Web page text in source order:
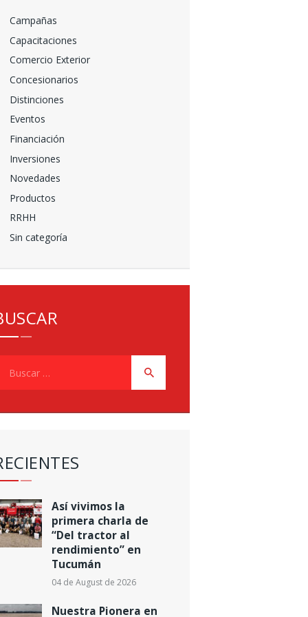
Campañas
Capacitaciones
Comercio Exterior
Concesionarios
Distinciones
Eventos
Financiación
Inversiones
Novedades
Productos
RRHH
Sin categoría
Así vivimos la
primera charla de
“Del tractor al
rendimiento” en
Tucumán
04 de August de 2026
Nuestra Pionera en